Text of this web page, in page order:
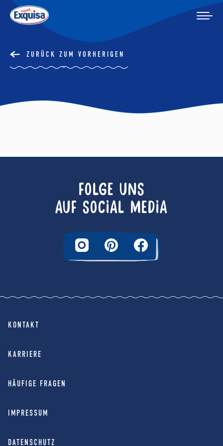
ZURÜCK ZUM VORHERIGEN
FOLGE UNS
AUF SOCIAL MEDIA
KONTAKT
KARRIERE
HÄUFIGE FRAGEN
IMPRESSUM
DATENSCHUTZ